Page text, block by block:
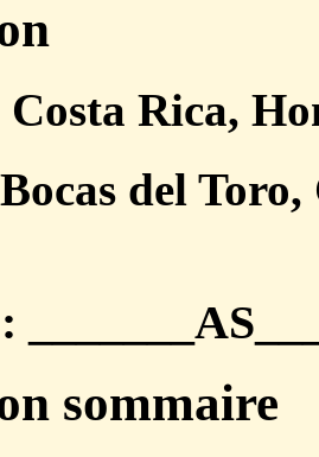
Rica,
del
sommaire